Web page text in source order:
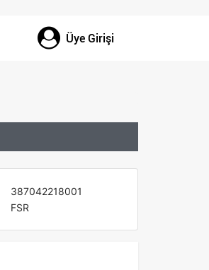
Üye Girişi
387042218001
FSR